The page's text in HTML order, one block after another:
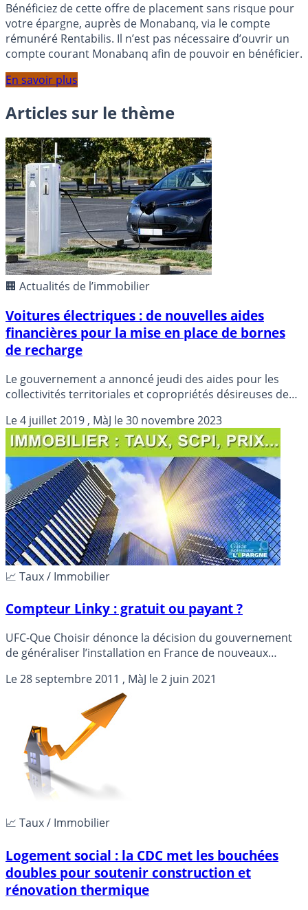
Bénéficiez de cette offre de placement sans risque pour
votre épargne, auprès de Monabanq, via le compte
rémunéré Rentabilis. Il n’est pas nécessaire d’ouvrir un
compte courant Monabanq afin de pouvoir en bénéficier.
En savoir plus
Articles sur le thème
🏢 Actualités de l’immobilier
Voitures électriques : de nouvelles aides
financières pour la mise en place de bornes
de recharge
Le gouvernement a annoncé jeudi des aides pour les
collectivités territoriales et copropriétés désireuses de
électriques, pour accélérer leur déploiement.
Le4 juillet 2019 , MàJ le30 novembre 2023
📈 Taux / Immobilier
Compteur Linky : gratuit ou payant ?
UFC-Que Choisir dénonce la décision du gouvernement
de généraliser l’installation en France de nouveaux
Le28 septembre 2011 , MàJ le2 juin 2021
📈 Taux / Immobilier
Logement social : la CDC met les bouchées
doubles pour soutenir construction et
rénovation thermique